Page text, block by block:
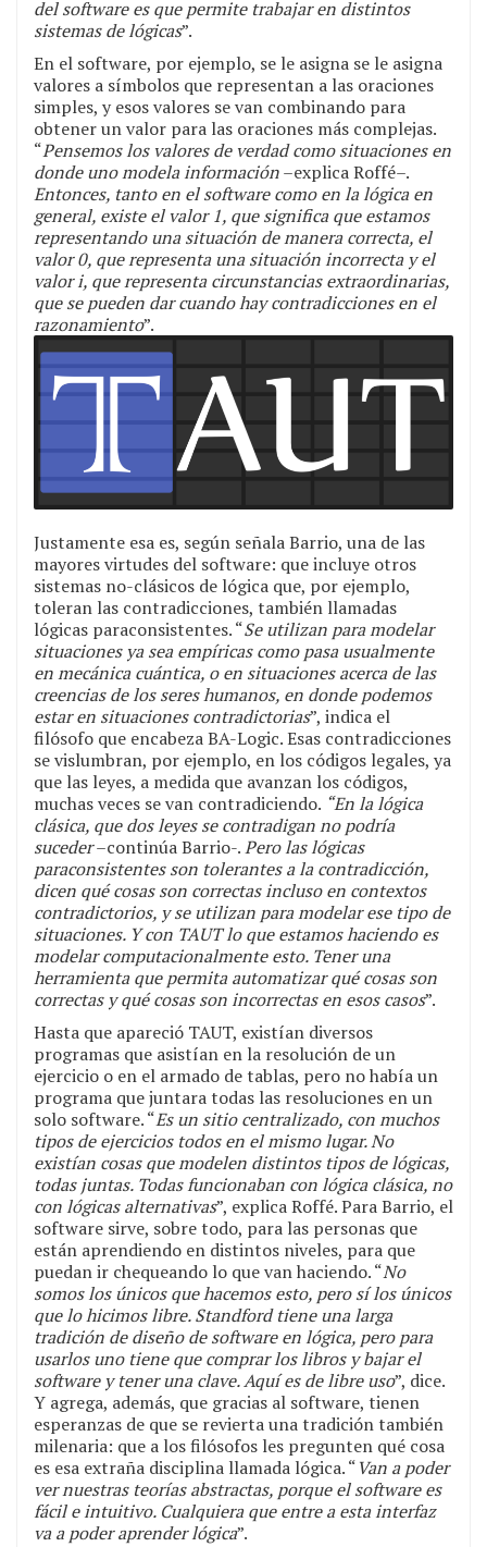
del software es que permite trabajar en distintos
sistemas de lógicas”.
En el software, por ejemplo, se le asigna se le asigna
valores a símbolos que representan a las oraciones
simples, y esos valores se van combinando para
obtener un valor para las oraciones más complejas.
“Pensemos los valores de verdad como situaciones en
donde uno modela información–explica Roffé–.
Entonces, tanto en el software como en la lógica en
general, existe el valor 1, que significa que estamos
representando una situación de manera correcta, el
valor 0, que representa una situación incorrecta y el
valor i, que representa circunstancias extraordinarias,
que se pueden dar cuando hay contradicciones en el
razonamiento”.
Justamente esa es, según señala Barrio, una de las
mayores virtudes del software: que incluye otros
sistemas no-clásicos de lógica que, por ejemplo,
toleran las contradicciones, también llamadas
lógicas paraconsistentes. “Se utilizan para modelar
situaciones ya sea empíricas como pasa usualmente
en mecánica cuántica, o en situaciones acerca de las
creencias de los seres humanos, en donde podemos
estar en situaciones contradictorias”, indica el
filósofo que encabeza BA-Logic. Esas contradicciones
se vislumbran, por ejemplo, en los códigos legales, ya
que las leyes, a medida que avanzan los códigos,
muchas veces se van contradiciendo. “En la lógica
clásica, que dos leyes se contradigan no podría
suceder–continúa Barrio-.Pero las lógicas
paraconsistentes son tolerantes a la contradicción,
dicen qué cosas son correctas incluso en contextos
contradictorios, y se utilizan para modelar ese tipo de
situaciones. Y con TAUT lo que estamos haciendo es
modelar computacionalmente esto. Tener una
herramienta que permita automatizar qué cosas son
correctas y qué cosas son incorrectas en esos casos”.
Hasta que apareció TAUT, existían diversos
programas que asistían en la resolución de un
ejercicio o en el armado de tablas, pero no había un
programa que juntara todas las resoluciones en un
solo software. “Es un sitio centralizado, con muchos
tipos de ejercicios todos en el mismo lugar. No
existían cosas que modelen distintos tipos de lógicas,
todas juntas. Todas funcionaban con lógica clásica, no
con lógicas alternativas”, explica Roffé. Para Barrio, el
software sirve, sobre todo, para las personas que
están aprendiendo en distintos niveles, para que
puedan ir chequeando lo que van haciendo. “No
somos los únicos que hacemos esto, pero sí los únicos
que lo hicimos libre. Standford tiene una larga
tradición de diseño de software en lógica, pero para
usarlos uno tiene que comprar los libros y bajar el
software y tener una clave. Aquí es de libre uso”, dice.
Y agrega, además, que gracias al software, tienen
esperanzas de que se revierta una tradición también
milenaria: que a los filósofos les pregunten qué cosa
es esa extraña disciplina llamada lógica. “Van a poder
ver nuestras teorías abstractas, porque el software es
fácil e intuitivo. Cualquiera que entre a esta interfaz
va a poder aprender lógica”.